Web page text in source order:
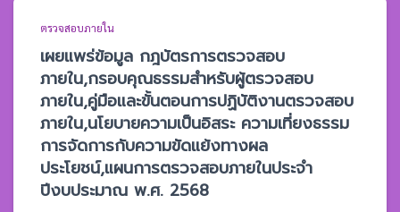
ตรวจสอบภายใน
เผยแพร่ข้อมูล กฎบัตรการตรวจสอบ
ภายใน,กรอบคุณธรรมสำหรับผู้ตรวจสอบ
ภายใน,คู่มือและขั้นตอนการปฏิบัติงานตรวจสอบ
ภายใน,นโยบายความเป็นอิสระ ความเที่ยงธรรม
การจัดการกับความขัดแย้งทางผล
ประโยชน์,แผนการตรวจสอบภายในประจำ
ปีงบประมาณ พ.ศ. 2568